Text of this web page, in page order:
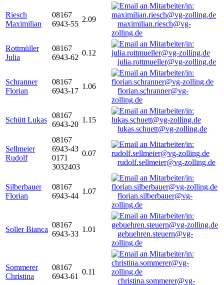
Riesch
Maximilian
08167
6943-55
2.09
maximilian.riesch@vg-
zolling.de
Rottmüller
Julia
08167
6943-62
0.12
julia.rottmueller@vg-zolling.de
Schranner
Florian
08167
6943-17
1.06
florian.schranner@vg-
zolling.de
Schütt Lukas
08167
6943-20
1.15
lukas.schuett@vg-zolling.de
Sellmeier
Rudolf
08167
6943-43
0171
3032403
0.07
rudolf.sellmeier@vg-zolling.de
Silberbauer
Florian
08167
6943-44
1.07
florian.silberbauer@vg-
zolling.de
Soller Bianca
08167
6943-33
1.01
gebuehren.steuern@vg-
zolling.de
Sommerer
Christina
08167
6943-61
0.11
christina.sommerer@vg-